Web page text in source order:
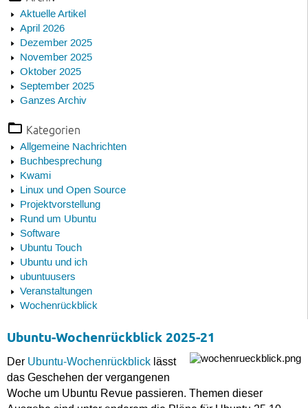
Aktuelle Artikel
April 2026
Dezember 2025
November 2025
Oktober 2025
September 2025
Ganzes Archiv
Kategorien
Allgemeine Nachrichten
Buchbesprechung
Kwami
Linux und Open Source
Projektvorstellung
Rund um Ubuntu
Software
Ubuntu Touch
Ubuntu und ich
ubuntuusers
Veranstaltungen
Wochenrückblick
Ubuntu-Wochenrückblick 2025-21
Der Ubuntu-Wochenrückblicklässt
das Geschehen der vergangenen
Woche um Ubuntu Revue passieren. Themen dieser